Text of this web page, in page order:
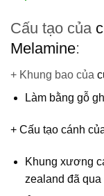
Cấu tạo của
Melamine:
+ Khung bao của
Làm bằng gỗ
+ Cấu tạo cánh
Khung xương
zealand đã